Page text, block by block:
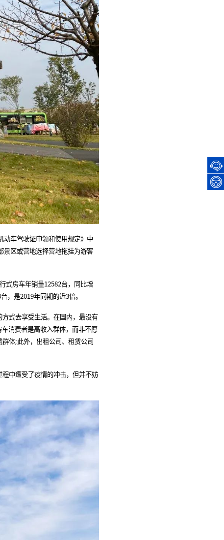
车驾驶证申领和使用规定》中
景区或营地选择营地拖挂为游客
式房车年销量12582台，同比增
，是2019年同期的近3倍。
式去享受生活。在国内，最没有
消费者是高收入群体，而非不愿
体;此外，出租公司、租赁公司
中遭受了疫情的冲击，但并不妨